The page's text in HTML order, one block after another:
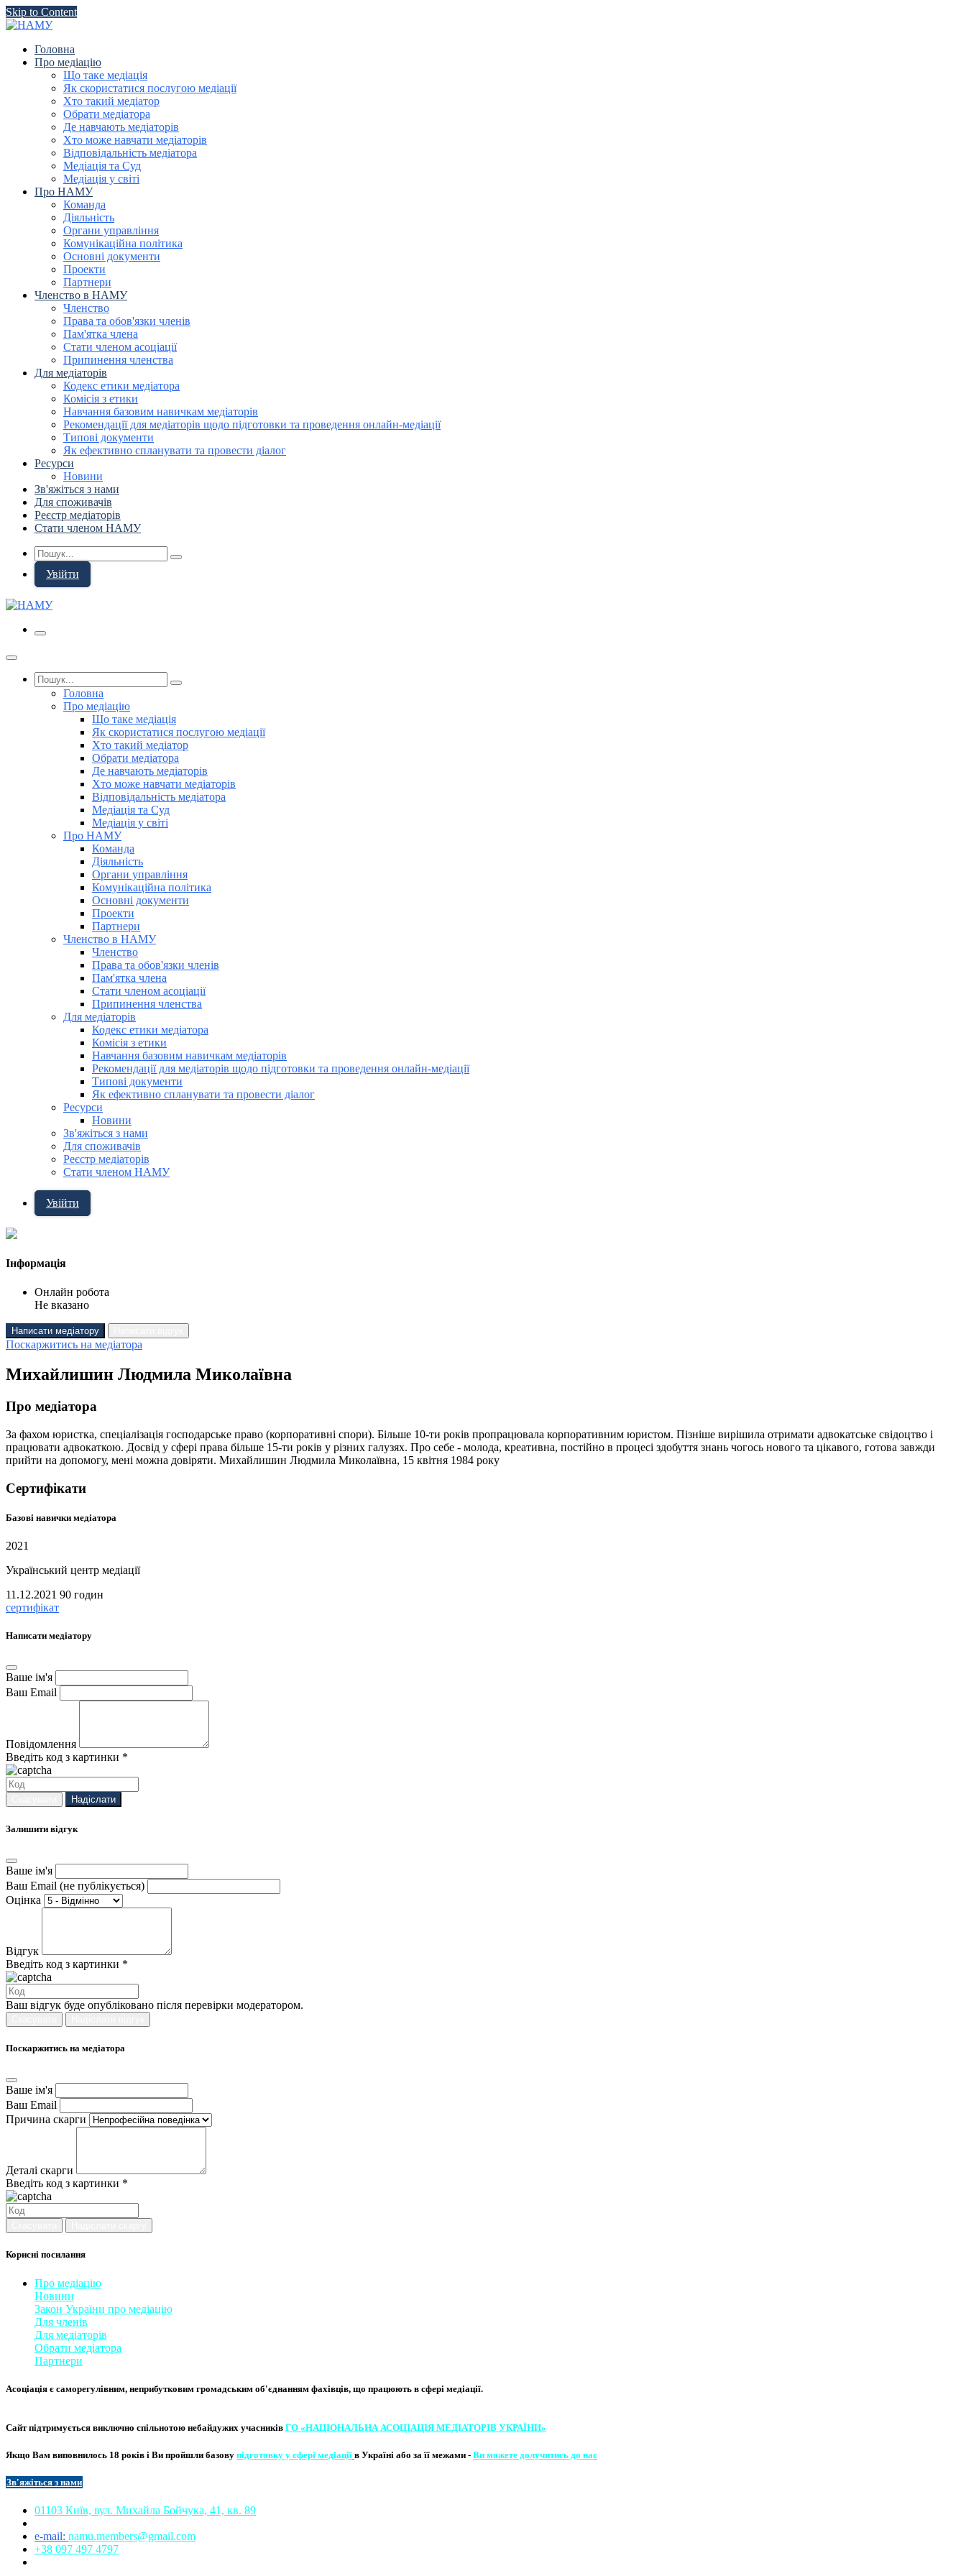
Skip to Content
Головна
Про медіацію
Що таке медіація
Як скористатися послугою медіації
Хто такий медіатор
Обрати медіатора
Де навчають медіаторів
Хто може навчати медіаторів
Відповідальність медіатора
Медіація та Суд
Медіація у світі
Про НАМУ
Команда
Діяльність
Органи управління
Комунікаційна політика
Основні документи
Проекти
Партнери
Членство в НАМУ
Членство
Права та обов'язки членів
Пам'ятка члена
Стати членом асоціації
Припинення членства
Для медіаторів
Кодекс етики медіатора
Комісія з етики
Навчання базовим навичкам медіаторів
Рекомендації для медіаторів щодо підготовки та проведення онлайн-медіації
Типові документи
Як ефективно спланувати та провести діалог
Ресурси
Новини
Зв'яжіться з нами
Для споживачів
Реєстр медіаторів
Стати членом НАМУ
Увійти
Головна
Про медіацію
Що таке медіація
Як скористатися послугою медіації
Хто такий медіатор
Обрати медіатора
Де навчають медіаторів
Хто може навчати медіаторів
Відповідальність медіатора
Медіація та Суд
Медіація у світі
Про НАМУ
Команда
Діяльність
Органи управління
Комунікаційна політика
Основні документи
Проекти
Партнери
Членство в НАМУ
Членство
Права та обов'язки членів
Пам'ятка члена
Стати членом асоціації
Припинення членства
Для медіаторів
Кодекс етики медіатора
Комісія з етики
Навчання базовим навичкам медіаторів
Рекомендації для медіаторів щодо підготовки та проведення онлайн-медіації
Типові документи
Як ефективно спланувати та провести діалог
Ресурси
Новини
Зв'яжіться з нами
Для споживачів
Реєстр медіаторів
Стати членом НАМУ
Увійти
Інформація
Онлайн робота
Не вказано
Написати медіатору
Поскаржитись на медіатора
Михайлишин Людмила Миколаївна
Про медіатора
За фахом юристка, спеціалізація господарське право (корпоративні спори). Більше 10-ти років пропрацювала корпоративним юристом. Пізніше вирішила отримати адвокатське свідоцтво і
працювати адвокаткою. Досвід у сфері права більше 15-ти років у різних галузях. Про себе - молода, креативна, постійно в процесі здобуття знань чогось нового та цікавого, готова завжди
прийти на допомогу, мені можна довіряти. Михайлишин Людмила Миколаївна, 15 квітня 1984 року
Сертифікати
Базові навички медіатора
2021
Український центр медіації
11.12.2021 90 годин
сертифікат
Написати медіатору
Ваше ім'я
Ваш Email
Повідомлення
Введіть код з картинки *
Надіслати
Залишити відгук
Ваше ім'я
Ваш Email (не публікується)
Оцінка
Відгук
Введіть код з картинки *
Ваш відгук буде опубліковано після перевірки модератором.
Поскаржитись на медіатора
Ваше ім'я
Ваш Email
Причина скарги
Деталі скарги
Введіть код з картинки *
Корисні посилання
Про медіацію
Новини
Закон України про медіаці​ю
Для членів
Для медіаторів
Обрати медіатора
Партнери
Асоціація є саморегулівним, неприбутковим громадським об'єднанням фахівців, що працюють в сфері медіації. ​
Сайт підтримується виключно спільнотою небайдужих учасників ГО «НАЦІОНАЛЬНА АСОЦІ​АЦІЯ МЕ​​ДІАТОРІВ УКРА​ЇНИ»
Якщо Вам виповнилось 18 років і Ви пройшли базову підготовку у сфері медіації в Україні або за її межами - Ви можете долучитись до нас
Зв'яжіться з нами​​
01103 Київ, вул. Михайла Бойчука, 41, кв. 89​
e-mail: namu.members@gmail.com​
+38 097 497 4797